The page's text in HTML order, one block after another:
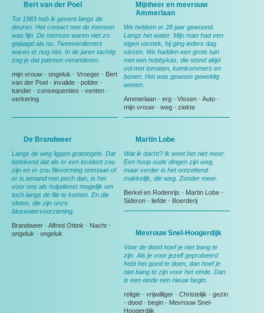
Bert van der Poel
Tot 1983 heb ik gevent langs de
deuren. Het contact met de mensen
was fijn. De mensen waren niet zo
gejaagd als nu. Tweeverdieners
waren er nog niet. In de jaren tachtig
zag je dat patroon veranderen.
mijn vrouw - ongeluk - Vroeger - Bert
van der Poel - invalide - polder -
tuinder - consequenties - venten -
verkering
Mijnheer en mevrouw
Ammerlaan
We hebben er 28 jaar gewoond.
Langs het water. Mijn man had een
eigen visstek, hij ging iedere dag
vissen. We hadden een grote tuin
met een hobbykas, die stond altijd
vol met tomaten, komkommers en
bonen. Het was gewoon geweldig
wonen.
Ammerlaan - erg - Vissen -Auto -
mijn vrouw - weg - ziekte
De Brandweer
Langs de weg liggen grastegels. Dat
betekend dat als er een incident zou
zijn en er zou filevorming ontstaan of
er is iemand met pech dan, is het
voor ons als hulpdienst mogelijk om
toch langs de file te komen. En die
sloten, die zijn onze
bluswatervoorziening.
Brandweer - Alfred Ottink - Nacht -
ongeluk - ongeluk
Martin Lobe
Wat ik dacht? Ik weet het niet meer.
Een hoop oude dingen zijn weg,
maar verder is het ontzettend
makkelijk, die weg. Zonder meer.
Berkel en Rodenrijs - Martin Lobe -
Sideron - liefde - Boerderij
Mevrouw Snel-Hoogerdijk
Voor de dood hoef je niet bang te
zijn. Als je voor jezelf geprobeerd
hebt het goed te doen, dan hoef je
niet bang te zijn voor het einde. Dan
is een einde een nieuw begin.
religie - vrijwilliger - Christelijk - gezin
- dood - begin - Mevrouw Snel-
Hoogerdijk